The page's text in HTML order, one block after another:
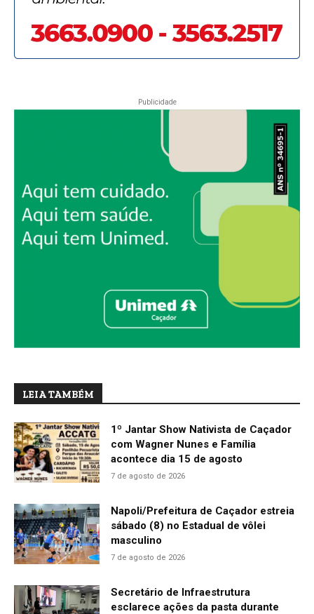
Publicidade
LEIA TAMBÉM
1º Jantar Show Nativista de Caçador
com Wagner Nunes e Família
acontece dia 15 de agosto
7 de agosto de 2026
Napoli/Prefeitura de Caçador estreia
sábado (8) no Estadual de vôlei
masculino
7 de agosto de 2026
Secretário de Infraestrutura
esclarece ações da pasta durante